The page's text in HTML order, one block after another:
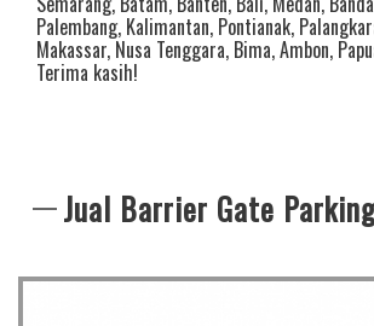
Palembang, Kalimantan, Pontianak,
Makassar, Nusa Tenggara, Bima,Ambon,
Terima kasih!
Jual Barrier Gate